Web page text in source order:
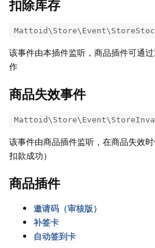
扣除库存
该事件由本插件监听，商品插件可通
作
商品失效事件
该事件由商品插件监听，在商品失效
扣款成功）
商品插件
邀请码（审核版）
补签卡
自动签到卡